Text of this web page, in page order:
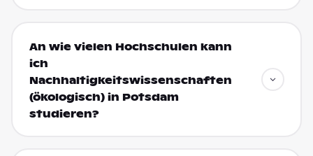
An wie vielen Hochschulen kann
ich
Nachhaltigkeitswissenschaften
(ökologisch) in Potsdam
studieren?